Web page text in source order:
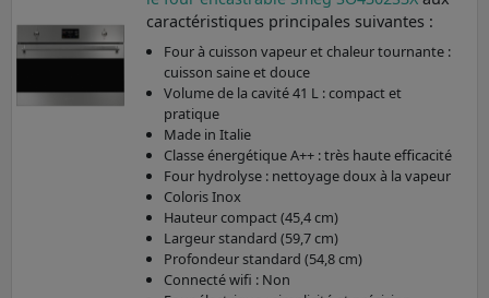
caractéristiques principales suivantes :
Four à cuisson vapeur et chaleur tournante :
cuisson saine et douce
Volume de la cavité 41 L : compact et
pratique
Made in Italie
Classe énergétique A++ : très haute efficacité
Four hydrolyse : nettoyage doux à la vapeur
Coloris Inox
Hauteur compact (45,4 cm)
Largeur standard (59,7 cm)
Profondeur standard (54,8 cm)
Connecté wifi : Non